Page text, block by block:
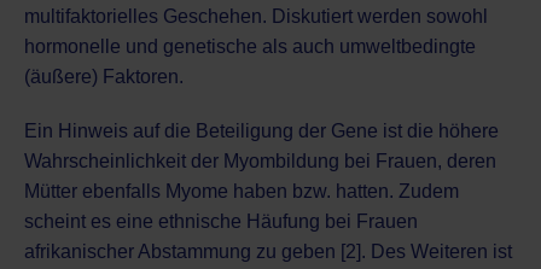
multifaktorielles Geschehen. Diskutiert werden sowohl
hormonelle und genetische als auch umweltbedingte
(äußere) Faktoren.
Ein Hinweis auf die Beteiligung der Gene ist die höhere
Wahrscheinlichkeit der Myombildung bei Frauen, deren
Mütter ebenfalls Myome haben bzw. hatten. Zudem
scheint es eine ethnische Häufung bei Frauen
afrikanischer Abstammung zu geben [2]. Des Weiteren ist